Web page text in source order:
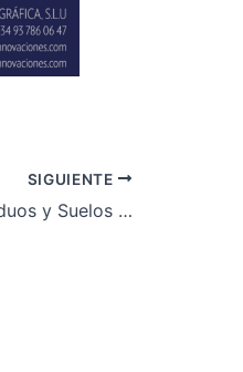
SIGUIENTE
Nueva Ley de Residuos y Suelos Contaminados para una Economía Circular